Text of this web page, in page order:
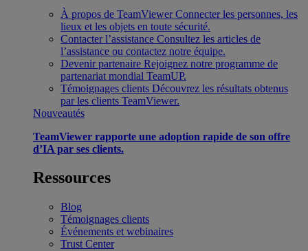
À propos de TeamViewer Connecter les personnes, les
lieux et les objets en toute sécurité.
Contacter l’assistance Consultez les articles de
l’assistance ou contactez notre équipe.
Devenir partenaire Rejoignez notre programme de
partenariat mondial TeamUP.
Témoignages clients Découvrez les résultats obtenus
par les clients TeamViewer.
Nouveautés
TeamViewer rapporte une adoption rapide de son offre
d’IA par ses clients.
Ressources
Blog
Témoignages clients
Événements et webinaires
Trust Center